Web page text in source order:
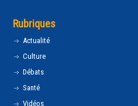
Rubriques
Actualité
Culture
Débats
Santé
Vidéos